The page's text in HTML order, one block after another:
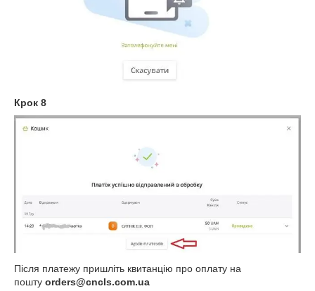
Крок 8
Після платежу пришліть квитанцію про оплату на
пошту orders@cncls.com.ua